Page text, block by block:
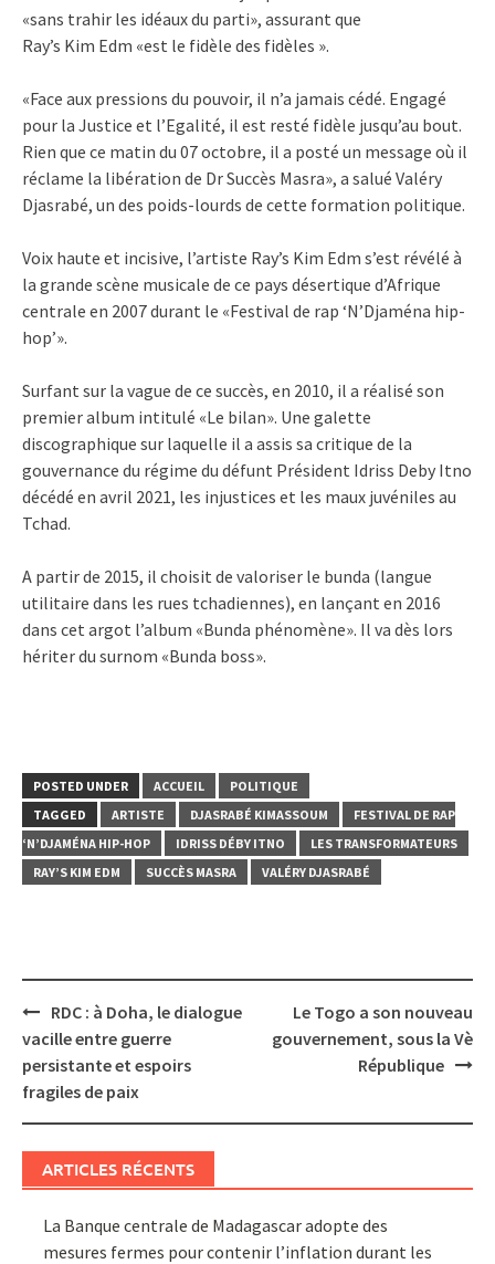
«sans trahir les idéaux du parti», assurant que
Ray’s Kim Edm «est le fidèle des fidèles ».
«Face aux pressions du pouvoir, il n’a jamais cédé. Engagé
pour la Justice et l’Egalité, il est resté fidèle jusqu’au bout.
Rien que ce matin du 07 octobre, il a posté un message où il
réclame la libération de Dr Succès Masra», a salué Valéry
Djasrabé, un des poids-lourds de cette formation politique.
Voix haute et incisive, l’artiste Ray’s Kim Edm s’est révélé à
la grande scène musicale de ce pays désertique d’Afrique
centrale en 2007 durant le «Festival de rap ‘N’Djaména hip-
hop’».
Surfant sur la vague de ce succès, en 2010, il a réalisé son
premier album intitulé «Le bilan». Une galette
discographique sur laquelle il a assis sa critique de la
gouvernance du régime du défunt Président Idriss Deby Itno
décédé en avril 2021, les injustices et les maux juvéniles au
Tchad.
A partir de 2015, il choisit de valoriser le bunda (langue
utilitaire dans les rues tchadiennes), en lançant en 2016
dans cet argot l’album «Bunda phénomène». Il va dès lors
hériter du surnom «Bunda boss».
POSTED UNDER ACCUEIL
POLITIQUE
TAGGED
ARTISTE DJASRABÉ KIMASSOUM
FESTIVAL DE RAP
‘N’DJAMÉNA HIP-HOP
IDRISS DÉBY ITNO
LES TRANSFORMATEURS
RAY’S KIM EDM
SUCCÈS MASRA VALÉRY DJASRABÉ
Post
navigation
RDC : à Doha, le dialogue
vacille entre guerre
persistante et espoirs
fragiles de paix
Le Togo a son nouveau
gouvernement, sous la Vè
République
ARTICLES RÉCENTS
La Banque centrale de Madagascar adopte des
mesures fermes pour contenir l’inflation durant les